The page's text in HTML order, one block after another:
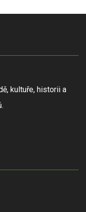
kultuře, historii a